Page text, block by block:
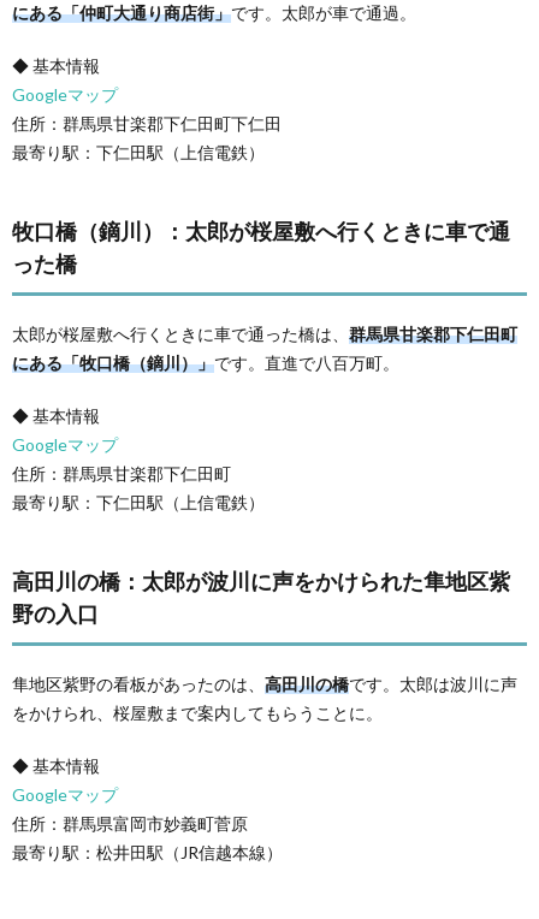
にある「仲町大通り商店街」です。太郎が車で通過。
◆ 基本情報
Googleマップ
住所：群馬県甘楽郡下仁田町下仁田
最寄り駅：下仁田駅（上信電鉄）
牧口橋（鏑川）：太郎が桜屋敷へ行くときに車で通
った橋
太郎が桜屋敷へ行くときに車で通った橋は、 群馬県甘楽郡下仁田町
にある「牧口橋（鏑川）」です。直進で八百万町。
◆ 基本情報
Googleマップ
住所：群馬県甘楽郡下仁田町
最寄り駅：下仁田駅（上信電鉄）
高田川の橋：太郎が波川に声をかけられた隼地区紫
野の入口
隼地区紫野の看板があったのは、 高田川の橋です。太郎は波川に声
をかけられ、桜屋敷まで案内してもらうことに。
◆ 基本情報
Googleマップ
住所：群馬県富岡市妙義町菅原
最寄り駅：松井田駅（JR信越本線）